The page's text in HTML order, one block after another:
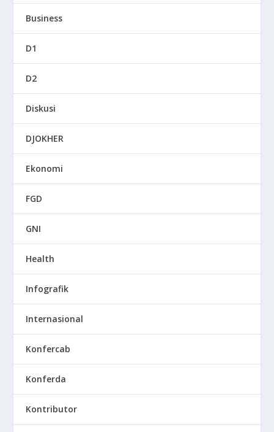
Business
D1
D2
Diskusi
DJOKHER
Ekonomi
FGD
GNI
Health
Infografik
Internasional
Konfercab
Konferda
Kontributor